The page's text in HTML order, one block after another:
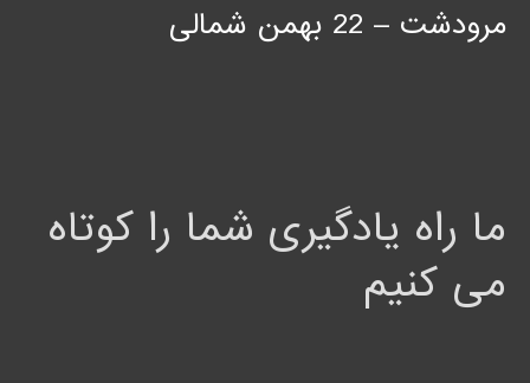
مرودشت – 22 بهمن شمالی
ما راه یادگیری شما را کوتاه
می کنیم